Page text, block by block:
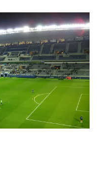
の取り扱い方
Attacking
プレー
Tiro libre
positiva